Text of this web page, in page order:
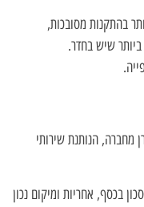
בהתקנות מסובכות,
שיש בחדר.
מחברה, הנותנת שירותי
בכסף, אחריות ומיקום נכון